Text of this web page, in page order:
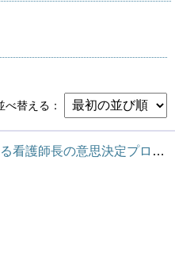
べ替える
長の意思決定プロセスとその特徴